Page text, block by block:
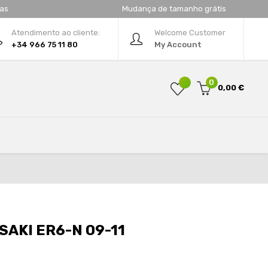
Mudança de tamanho grátis
Welcome Customer
My Account
Atendimento ao cliente:
+34 966 75 11 80
0
0,00 €
ER6-N 09-11